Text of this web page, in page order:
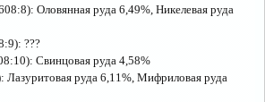
Оловянная руда 6,49%, Никелевая руда
???
Свинцовая руда 4,58%
Лазуритовая руда 6,11%, Мифриловая руда